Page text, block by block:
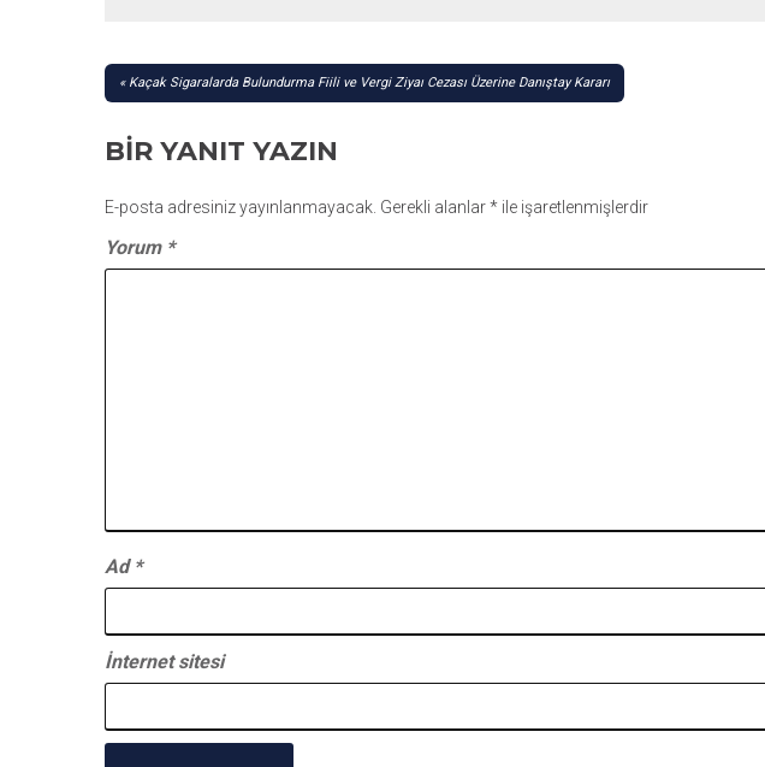
YAZI
Kaçak Sigaralarda Bulundurma Fiili ve Vergi Ziyaı Cezası Üzerine Danıştay Kararı
BIR YANIT YAZIN
E-posta adresiniz yayınlanmayacak. Gerekli alanlar* ile işaretlenmişlerdir
Yorum *
Ad *
İnternet sitesi